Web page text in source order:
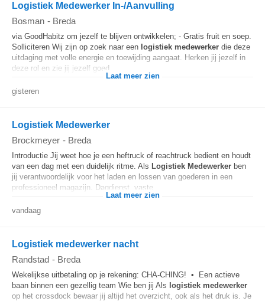
Logistiek Medewerker In-/Aanvulling
Bosman - Breda
via GoodHabitz om jezelf te blijven ontwikkelen; - Gratis fruit en soep.
Solliciteren Wij zijn op zoek naar een logistiek medewerker die deze
uitdaging met volle energie en toewijding aangaat. Herken jij jezelf in
deze rol en zie jij jezelf goed...
Laat meer zien
gisteren
Logistiek Medewerker
Brockmeyer - Breda
Introductie Jij weet hoe je een heftruck of reachtruck bedient en houdt
van een dag met een duidelijk ritme. Als Logistiek Medewerker ben
jij verantwoordelijk voor het laden en lossen van goederen in een
professioneel magazijn. Dagdienst, vaste...
Laat meer zien
vandaag
Logistiek medewerker nacht
Randstad - Breda
Wekelijkse uitbetaling op je rekening: CHA-CHING! • Een actieve
baan binnen een gezellig team Wie ben jij Als logistiek medewerker
op het crossdock bewaar jij altijd het overzicht, ook als het druk is. Je